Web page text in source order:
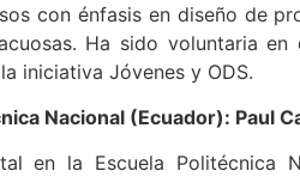
con énfasis en diseño de
Ha sido voluntaria
iniciativa Jóvenes y ODS.
Nacional (Ecuador): Paul
en la Escuela Politécnica